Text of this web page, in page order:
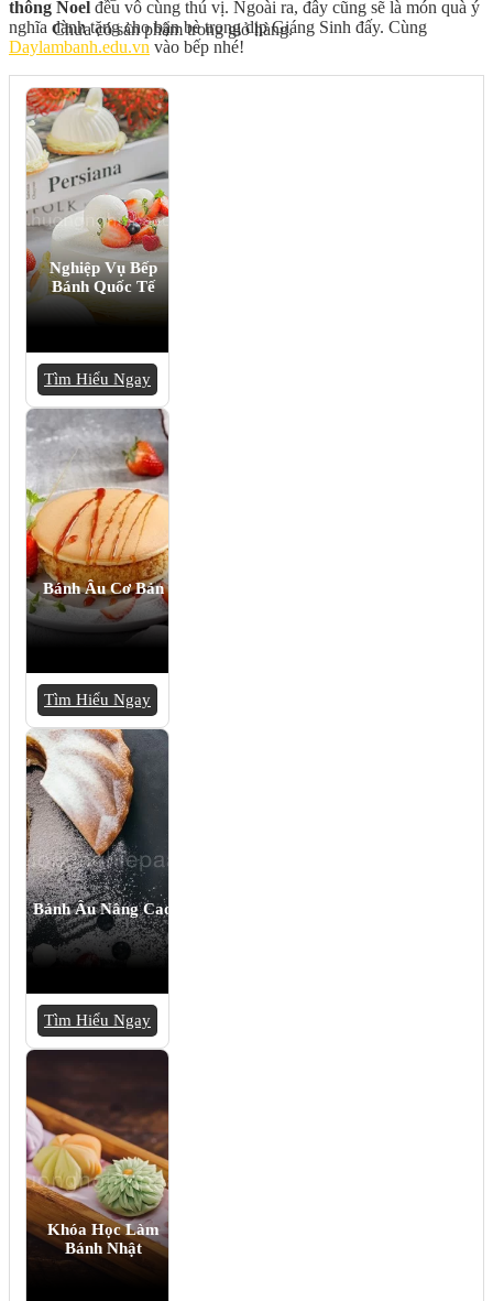
Chưa có sản phẩm trong giỏ hàng.
thông Noel đều vô cùng thú vị. Ngoài ra, đây cũng sẽ là món quà ý
nghĩa dành tặng cho bạn bè trong dịp Giáng Sinh đấy. Cùng
Daylambanh.edu.vn vào bếp nhé!
Nghiệp Vụ Bếp
Bánh Quốc Tế
Tìm Hiểu Ngay
Bánh Âu Cơ Bản
Tìm Hiểu Ngay
Bánh Âu Nâng Cao
Tìm Hiểu Ngay
Khóa Học Làm
Bánh Nhật